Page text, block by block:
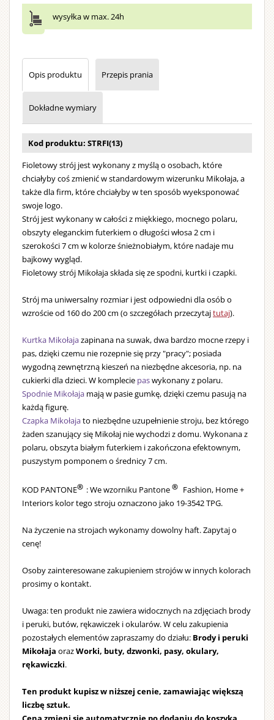
wielkim
pralce.
wysyłka w max. 24h
Opis produktu Przepis prania
Dokładne wymiary
Kod produktu: STRFI(13)
Fioletowy strój jest wykonany z myślą o osobach, które
chciałyby coś zmienić w standardowym wizerunku Mikołaja, a
także dla firm, które chciałyby w ten sposób wyeksponować
swoje logo.
Strój jest wykonany w całości z miękkiego, mocnego polaru,
obszyty eleganckim futerkiem o długości włosa 2 cm i
szerokości 7 cm w kolorze śnieżnobiałym, które nadaje mu
bajkowy wygląd.
Fioletowy strój Mikołaja składa się ze spodni, kurtki i czapki.
Strój ma uniwersalny rozmiar i jest odpowiedni dla osób o
wzroście od 160 do 200 cm (o szczegółach przeczytajtutaj).
Kurtka Mikołajazapinana na suwak, dwa bardzo mocne rzepy i
pas, dzięki czemu nie rozepnie się przy "pracy"; posiada
wygodną zewnętrzną kieszeń na niezbędne akcesoria, np. na
cukierki dla dzieci. W komplecie paswykonany z polaru.
Spodnie Mikołaja mają w pasie gumkę, dzięki czemu pasują na
każdą figurę.
Czapka Mikołajato niezbędne uzupełnienie stroju, bez którego
żaden szanujący się Mikołaj nie wychodzi z domu. Wykonana z
polaru, obszyta białym futerkiem i zakończona efektownym,
puszystym pomponem o średnicy 7 cm.
KOD PANTONE® : We wzorniku Pantone® Fashion, Home +
Interiors kolor tego stroju oznaczono jako 19-3542 TPG.
Na życzenie na strojach wykonamy dowolny haft. Zapytaj o
cenę!
Osoby zainteresowane zakupieniem strojów w innych kolorach
prosimy o kontakt.
Uwaga: ten produkt nie zawiera widocznych na zdjęciach brody
i peruki, butów, rękawiczek i okularów. W celu zakupienia
pozostałych elementów zapraszamy do działu: Brody i peruki
Mikołaja orazWorki, buty, dzwonki, pasy, okulary,
rękawiczki.
Ten produkt kupisz w niższej cenie, zamawiając większą
liczbę sztuk.